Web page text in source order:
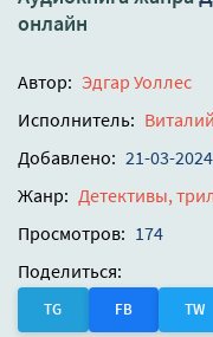
онлайн
Автор: Эдгар Уоллес
Исполнитель:
Добавлено: 21-03-
Жанр: Детективы,
Просмотров: 174
Поделиться:
TG FB TW